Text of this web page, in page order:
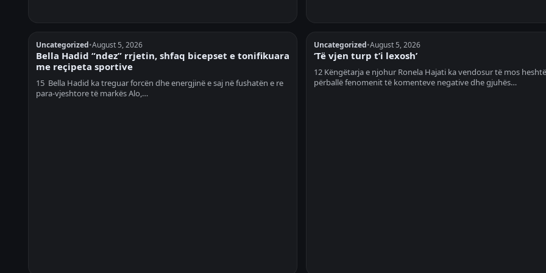
Uncategorized•August 5, 2026
Bella Hadid “ndez” rrjetin, shfaq bicepset e tonifikuara
me reçipeta sportive
15 Bella Hadid ka treguar forcën dhe energjinë e saj në fushatën e re
para-vjeshtore të markës Alo,…
Uncategorized•August 5, 2026
‘Të vjen turp t’i lexosh’
12 Këngëtarja e njohur Ronela Hajati ka vendosur të mos heshtë
përballë fenomenit të komenteve negative dhe gjuhës…